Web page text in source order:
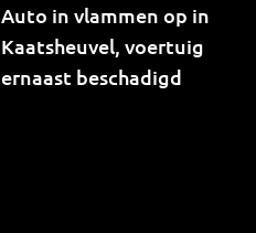
Auto in vlammen op in
Kaatsheuvel, voertuig
ernaast beschadigd